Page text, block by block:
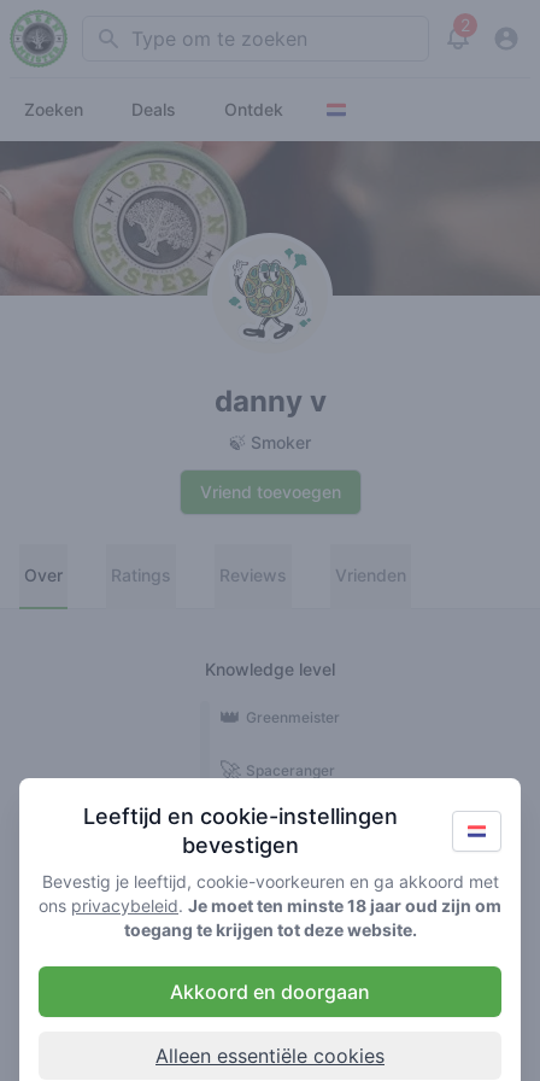
Search 2
View
Zoeken Deals Ontdek
danny v
🍃 Smoker
Vriend toevoegen
Over Ratings Reviews Vrienden
Knowledge level
🍃 Smoker
🌱 Roller
🥦 Stoner
🚀 Spaceranger
👑 Greenmeister
Reviews
Leeftijd en cookie-instellingen
bevestigen
Bevestig je leeftijd, cookie-voorkeuren en ga akkoord met
ons privacybeleid. Je moet ten minste 18 jaar oud zijn om
toegang te krijgen tot deze website.
Akkoord en doorgaan
Alleen essentiële cookies